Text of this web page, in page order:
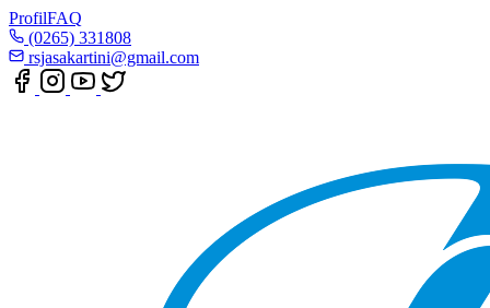
ProfilFAQ
(0265) 331808
rsjasakartini@gmail.com